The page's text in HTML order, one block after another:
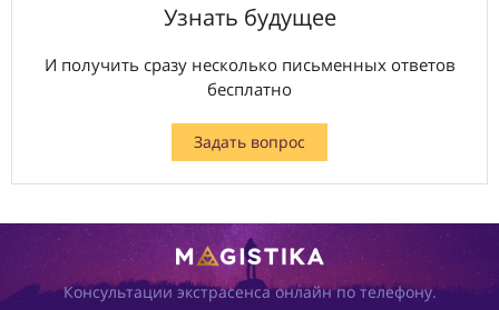
Узнать будущее
И получить сразу несколько письменных ответов
бесплатно
Задать вопрос
Консультации экстрасенса онлайн по телефону.